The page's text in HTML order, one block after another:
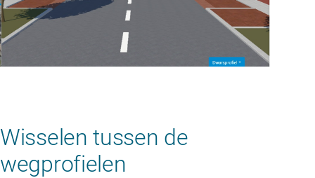
Wisselen tussen de
wegprofielen